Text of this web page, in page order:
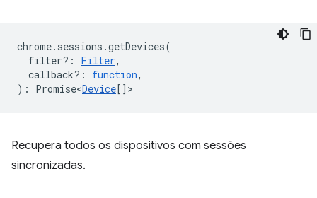
chrome. sessions .getDevices(
filter? : Filter,
callback? : function,
) : Promise<Device[] >
Recupera todos os dispositivos com sessões
sincronizadas.